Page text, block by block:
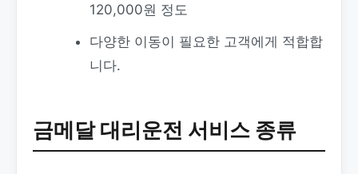
120,000원 정도
다양한 이동이 필요한 고객에게 적합합
니다.
금메달 대리운전 서비스 종류